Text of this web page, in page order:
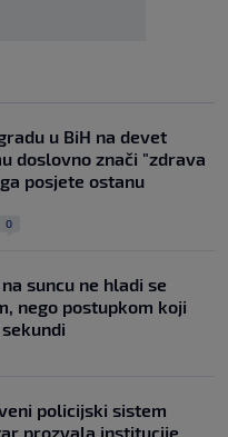
u BiH na devet
doslovno znači "zdrava
posjete ostanu
0
suncu ne hladi se
nego postupkom koji
policijski sistem
prozvala institucije